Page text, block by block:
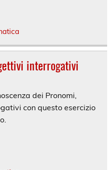
interrogativi
dei Pronomi,
con questo esercizio